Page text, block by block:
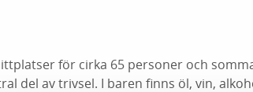
för cirka 65 personer och
del av trivsel. I baren finns öl, vin,